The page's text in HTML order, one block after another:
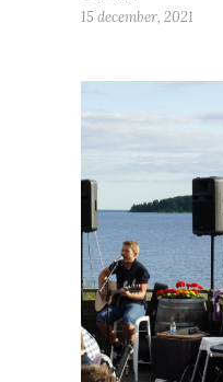
15 december, 2021